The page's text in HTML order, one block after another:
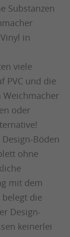
Substanzen
in
viele
PVC und die
Weichmacher
oder
Böden
ohne
mit dem
belegt die
Design-
keinerlei